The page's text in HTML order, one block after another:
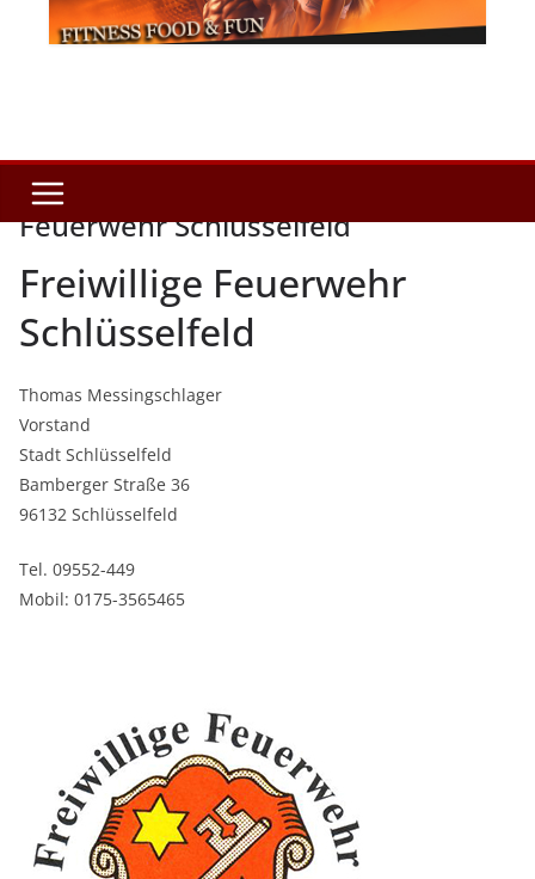
Feuerwehr Schlüsselfeld
Freiwillige Feuerwehr
Schlüsselfeld
Thomas Messingschlager
Vorstand
Stadt Schlüsselfeld
Bamberger Straße 36
96132 Schlüsselfeld
Tel. 09552-449
Mobil: 0175-3565465